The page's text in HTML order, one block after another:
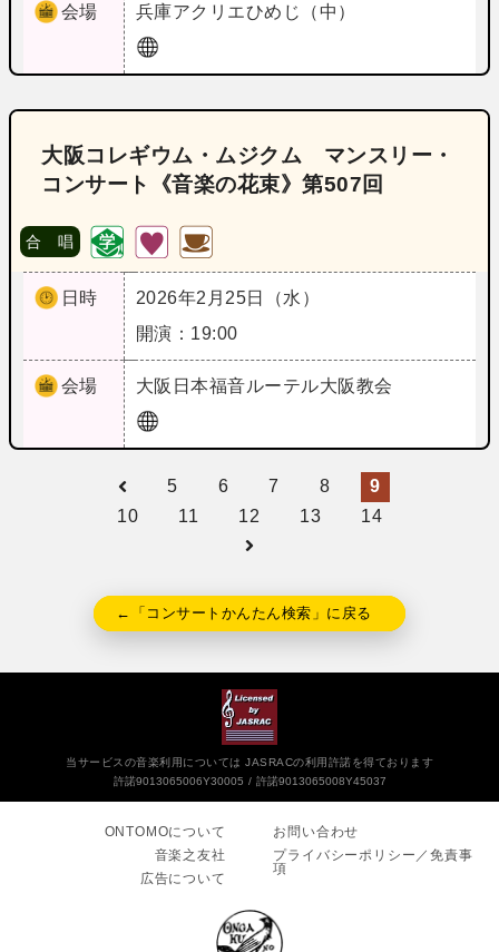
会場 兵庫アクリエひめじ（中）
大阪コレギウム・ムジクム マンスリー・
コンサート《音楽の花束》第507回
合 唱
日時
2026年2月25日（水）
開演：19:00
会場 大阪 日本福音ルーテル大阪教会
5 6 7 8
9
10
11 12 13 14
←「コンサートかんたん検索」に戻る
当サービスの音楽利用については JASRACの利用許諾を得ております
許諾9013065006Y30005
許諾9013065008Y45037
ONTOMOについて
音楽之友社
広告について
お問い合わせ
プライバシーポリシー／免責事
項